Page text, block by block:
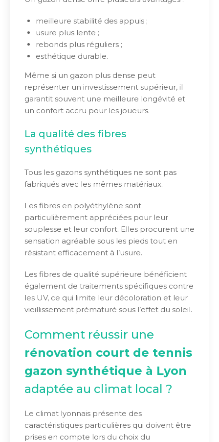
meilleure stabilité des appuis ;
usure plus lente ;
rebonds plus réguliers ;
esthétique durable.
Même si un gazon plus dense peut
représenter un investissement supérieur, il
garantit souvent une meilleure longévité et
un confort accru pour les joueurs.
La qualité des fibres
synthétiques
Tous les gazons synthétiques ne sont pas
fabriqués avec les mêmes matériaux.
Les fibres en polyéthylène sont
particulièrement appréciées pour leur
souplesse et leur confort. Elles procurent une
sensation agréable sous les pieds tout en
résistant efficacement à l’usure.
Les fibres de qualité supérieure bénéficient
également de traitements spécifiques contre
les UV, ce qui limite leur décoloration et leur
vieillissement prématuré sous l’effet du soleil.
Comment réussir une
rénovation court de tennis
gazon synthétique à Lyon
adaptée au climat local ?
Le climat lyonnais présente des
caractéristiques particulières qui doivent être
prises en compte lors du choix du